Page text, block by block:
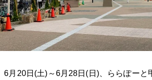
6月20日(土)～6月28日(日)、ららぽーと